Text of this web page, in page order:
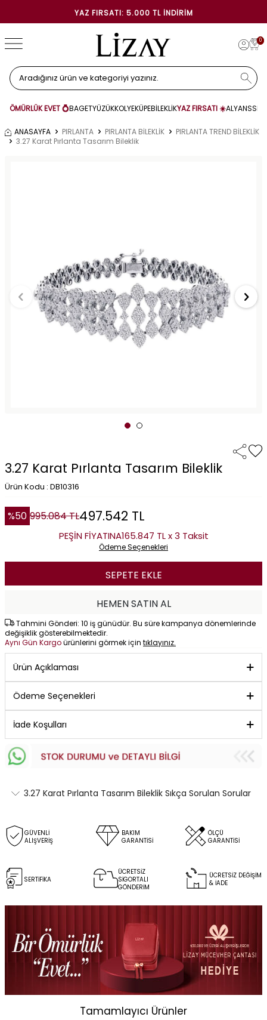
YAZ FIRSATI: 5.000 TL İNDIRIM
0
ÖMÜRLÜK EVET 💍BAGETYÜZÜKKOLYEKÜPEBİLEKLİKYAZ FIRSATI ☀️ALYANS
ANASAYFA PIRLANTA PIRLANTA BİLEKLİK
PIRLANTA TREND BİLEKLİK
3.27 Karat Pırlanta Tasarım Bileklik
3.27 Karat Pırlanta Tasarım Bileklik
Ürün Kodu : DB10316
%50 995.084TL497.542 TL
PEŞİN FİYATINA165.847 TL x 3 Taksit
Ödeme Seçenekleri
SEPETE EKLE
HEMEN SATIN AL
Tahmini Gönderi: 10 iş günüdür. Bu süre kampanya dönemlerinde
değişiklik gösterebilmektedir.
Aynı Gün Kargoürünlerini görmek için tıklayınız.
Ürün Açıklaması
Ödeme Seçenekleri
İade Koşulları
3.27 Karat Pırlanta Tasarım Bileklik Sıkça Sorulan Sorular
GÜVENLİ
ALIŞVERİŞ
BAKIM
GARANTİSİ
ÖLÇÜ
GARANTİSİ
SERTİFİKA
ÜCRETSİZ
SİGORTALI
GÖNDERİM
ÜCRETSİZ DEĞİŞİM
& İADE
Tamamlayıcı Ürünler